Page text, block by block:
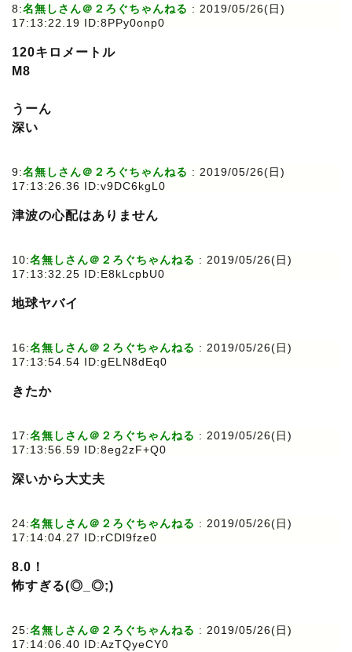
8:名無しさん＠２ろぐちゃんねる : 2019/05/26(日)
17:13:22.19 ID:8PPy0onp0
120キロメートル
M8
うーん
深い
9:名無しさん＠２ろぐちゃんねる : 2019/05/26(日)
17:13:26.36 ID:v9DC6kgL0
津波の心配はありません
10:名無しさん＠２ろぐちゃんねる : 2019/05/26(日)
17:13:32.25 ID:E8kLcpbU0
地球ヤバイ
16:名無しさん＠２ろぐちゃんねる : 2019/05/26(日)
17:13:54.54 ID:gELN8dEq0
きたか
17:名無しさん＠２ろぐちゃんねる : 2019/05/26(日)
17:13:56.59 ID:8eg2zF+Q0
深いから大丈夫
24:名無しさん＠２ろぐちゃんねる : 2019/05/26(日)
17:14:04.27 ID:rCDl9fze0
8.0！
怖すぎる(◎_◎;)
25:名無しさん＠２ろぐちゃんねる : 2019/05/26(日)
17:14:06.40 ID:AzTQyeCY0